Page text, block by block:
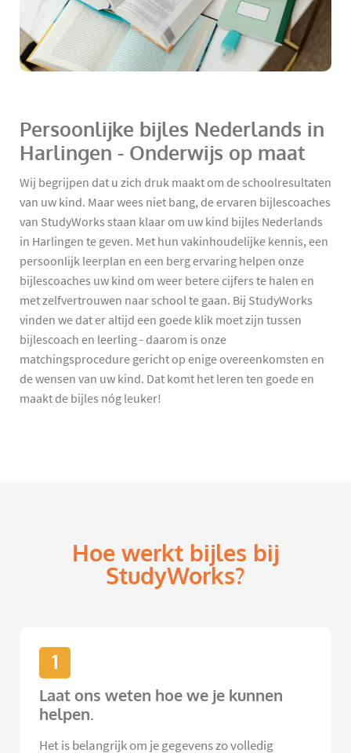
Persoonlijke bijles Nederlands in
Harlingen - Onderwijs op maat
Wij begrijpen dat u zich druk maakt om de schoolresultaten
van uw kind. Maar wees niet bang, de ervaren bijlescoaches
van StudyWorks staan klaar om uw kind bijles Nederlands
in Harlingen te geven. Met hun vakinhoudelijke kennis, een
persoonlijk leerplan en een berg ervaring helpen onze
bijlescoaches uw kind om weer betere cijfers te halen en
met zelfvertrouwen naar school te gaan. Bij StudyWorks
vinden we dat er altijd een goede klik moet zijn tussen
bijlescoach en leerling - daarom is onze
matchingsprocedure gericht op enige overeenkomsten en
de wensen van uw kind. Dat komt het leren ten goede en
maakt de bijles nóg leuker!
Hoe werkt bijles bij
StudyWorks?
1
Laat ons weten hoe we je kunnen
helpen.
Het is belangrijk om je gegevens zo volledig